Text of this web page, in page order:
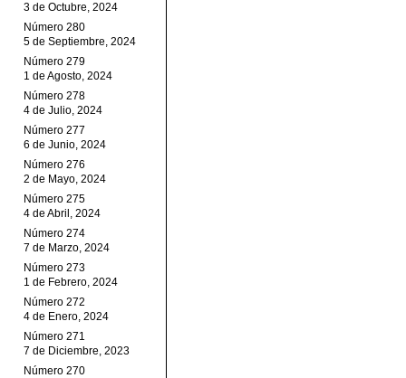
3 de Octubre, 2024
Número 280
5 de Septiembre, 2024
Número 279
1 de Agosto, 2024
Número 278
4 de Julio, 2024
Número 277
6 de Junio, 2024
Número 276
2 de Mayo, 2024
Número 275
4 de Abril, 2024
Número 274
7 de Marzo, 2024
Número 273
1 de Febrero, 2024
Número 272
4 de Enero, 2024
Número 271
7 de Diciembre, 2023
Número 270